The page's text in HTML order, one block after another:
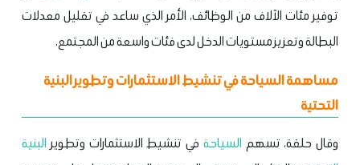
توفير مئات الآلاف من الوظائف، الأمر الذي ساعد في تقليل معدلات
البطالة وتعزيز مستويات الدخل لدى فئات واسعة من المجتمع.
مساهمة السياحة في تنشيط الاستثمارات وتطوير البنية
التحتية
وقال حلقة، تسهم السياحة في تنشيط الاستثمارات وتطوير البنية